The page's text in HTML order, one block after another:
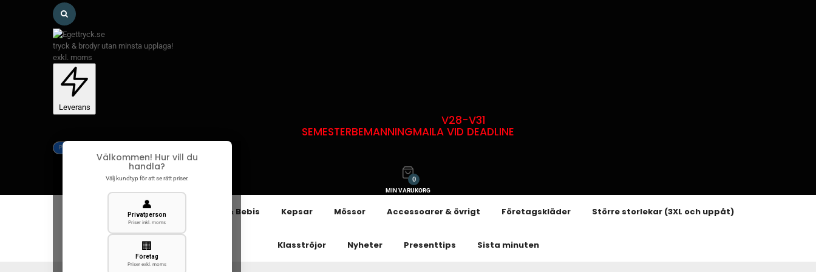
tryck & brodyr utan minsta upplaga!
exkl. moms
Leverans
SEMESTERBEMANNING
V28-V31
MAILA VID DEADLINE
Välkommen! Hur vill du
handla?
Välj kundtyp för att se rätt priser.
👤
Privatperson
Priser inkl. moms
🏢
Företag
Priser exkl. moms
Privat
0
MIN VARUKORG
Herr Dam Barn & Bebis Kepsar Mössor Accessoarer & övrigt Företagskläder Större storlekar (3XL och uppåt)
Klasströjor Nyheter Presenttips Sista minuten